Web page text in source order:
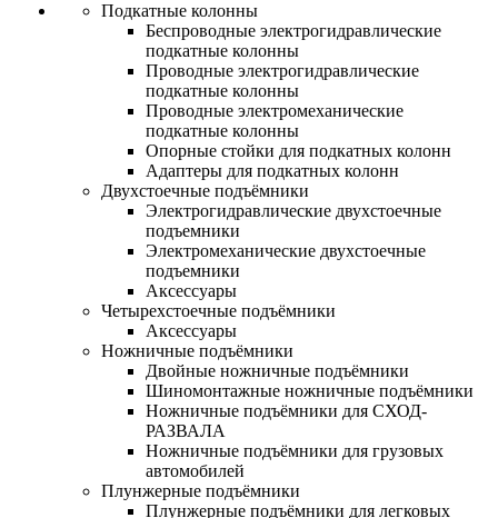
Подкатные колонны
Беспроводные электрогидравлические
подкатные колонны
Проводные электрогидравлические
подкатные колонны
Проводные электромеханические
подкатные колонны
Опорные стойки для подкатных колонн
Адаптеры для подкатных колонн
Двухстоечные подъёмники
Электрогидравлические двухстоечные
подъемники
Электромеханические двухстоечные
подъемники
Аксессуары
Четырехстоечные подъёмники
Аксессуары
Ножничные подъёмники
Двойные ножничные подъёмники
Шиномонтажные ножничные подъёмники
Ножничные подъёмники для СХОД-
РАЗВАЛА
Ножничные подъёмники для грузовых
автомобилей
Плунжерные подъёмники
Плунжерные подъёмники для легковых